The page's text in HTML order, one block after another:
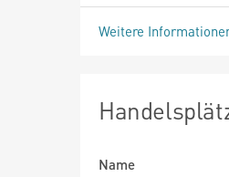
Weitere
Name